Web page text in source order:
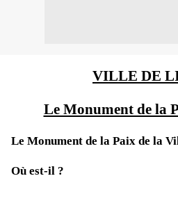
VILLE DE
Le Monument de la
Le Monument de la Paix de la
Où est-il ?